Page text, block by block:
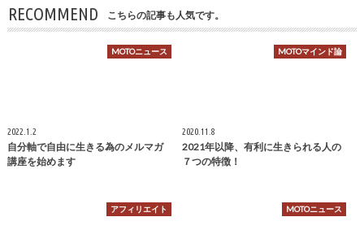
RECOMMEND こちらの記事も人気です。
MOTOニュース
2022.1.2
自分軸で自由に生きる為のメルマガ
講座を始めます
MOTOマインド論
2020.11.8
2021年以降、有利に生きられる人の
７つの特徴！
アフィリエイト MOTOニュース